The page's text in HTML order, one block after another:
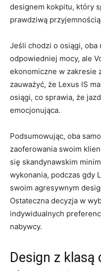
designem​ kokpitu, który
prawdziwą
Jeśli chodzi o ​osiągi,
odpowiedniej mocy, ale
ekonomiczne w zakresie⁤
zauważyć, że ⁢Lexus ⁢IS
⁤osiągi, co sprawia, że
emocjonująca.
Podsumowując, oba
zaoferowania swoim
się skandynawskim
wykonania, ‌podczas gdy
swoim agresywnym
Ostateczna decyzja w
indywidualnych‍
nabywcy.
Design⁤ z klasą